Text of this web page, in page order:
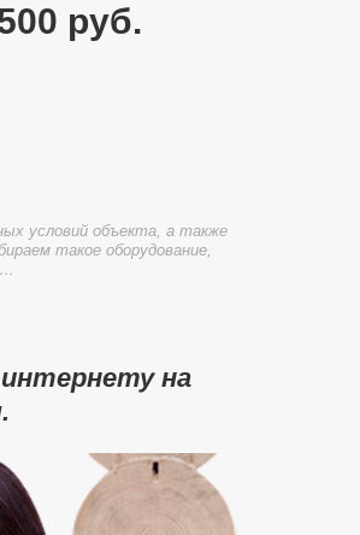
руб.
условий объекта, а также
такое оборудование,
на